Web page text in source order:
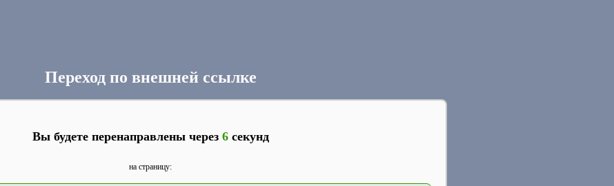
Переход по внешней ссылке
Вы будете перенаправлены через 6секунд
на страницу: